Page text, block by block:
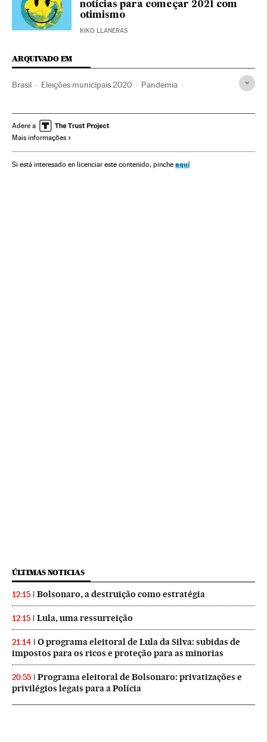
notícias para começar 2021 com
otimismo
KIKO LLANERAS
ARQUIVADO EM
Brasil Eleições municipais 2020 Pandemia
Economia Vacinação
Adere a
Mais informações
Si está interesado en licenciar este contenido, pinche aquí
ÚLTIMAS NOTICIAS
12:15 Bolsonaro, a destruição como estratégia
12:15 Lula, uma ressurreição
21:14
O programa eleitoral de Lula da Silva: subidas de
impostos para os ricos e proteção para as minorias
20:55
Programa eleitoral de Bolsonaro: privatizações e
privilégios legais para a Polícia